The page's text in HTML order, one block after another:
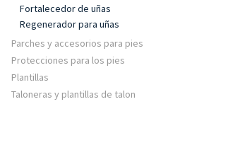
Fortalecedor de uñas
Regenerador para uñas
Parches y accesorios para pies
Protecciones para los pies
Plantillas
Taloneras y plantillas de talon